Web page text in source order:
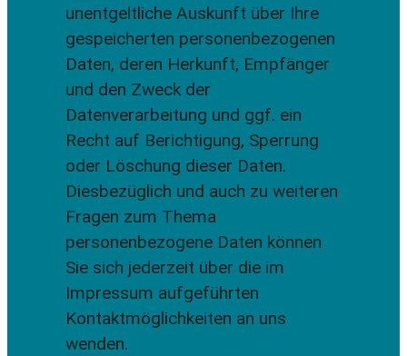
unentgeltliche Auskunft über Ihre
gespeicherten personenbezogenen
Daten, deren Herkunft, Empfänger
und den Zweck der
Datenverarbeitung und ggf. ein
Recht auf Berichtigung, Sperrung
oder Löschung dieser Daten.
Diesbezüglich und auch zu weiteren
Fragen zum Thema
personenbezogene Daten können
Sie sich jederzeit über die im
Impressum aufgeführten
Kontaktmöglichkeiten an uns
wenden.